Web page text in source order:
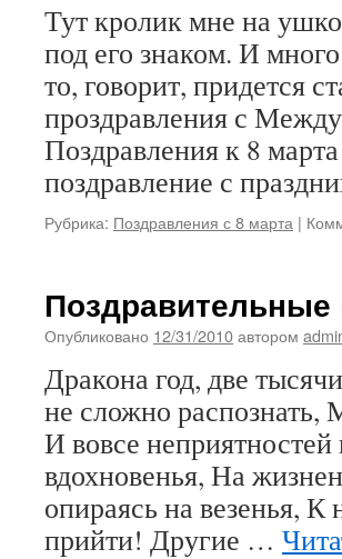
Тут кролик мне на
под его знаком. И
то, говорит, придется
проздравления с
Поздравления к 8
поздравление с
Рубрика: Поздравления с 8 марта |
Поздравительные
Опубликовано 12/31/2010автором
Дракона год, две
не сложно
И вовсе неприятностей
вдохновенья, На
опираясь на везенья,
прийти! Другие …